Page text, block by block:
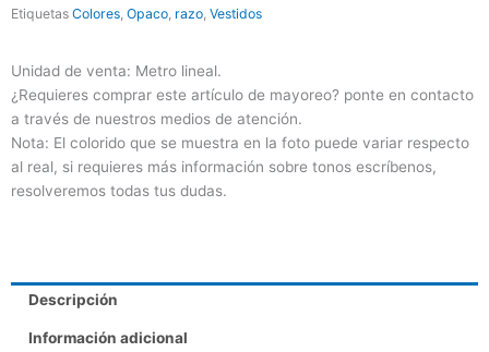
Etiquetas Colores, Opaco, razo, Vestidos
Unidad de venta: Metro lineal.
¿Requieres comprar este artículo de mayoreo? ponte en contacto
a través de nuestros medios de atención.
Nota: El colorido que se muestra en la foto puede variar respecto
al real, si requieres más información sobre tonos escríbenos,
resolveremos todas tus dudas.
Descripción
Información adicional